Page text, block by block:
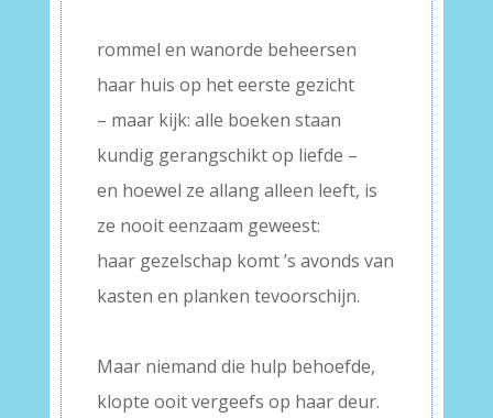
rommel en wanorde beheersen
haar huis op het eerste gezicht
– maar kijk: alle boeken staan
kundig gerangschikt op liefde –
en hoewel ze allang alleen leeft, is
ze nooit eenzaam geweest:
haar gezelschap komt ’s avonds van
kasten en planken tevoorschijn.
Maar niemand die hulp behoefde,
klopte ooit vergeefs op haar deur.